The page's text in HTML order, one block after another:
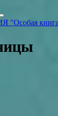
"Особая